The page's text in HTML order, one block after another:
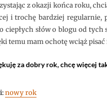
z okazji końca roku,
i trochę bardziej regularnie,
ciepłych słów o blogu od
temu mam ochotę wciąż
za dobry rok, chcę więcej
nowy rok